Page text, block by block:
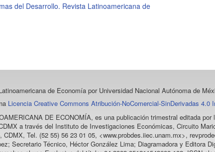
del Desarrollo. Revista Latinoamericana de
de Economía por Universidad Nacional Autónoma de
Licencia Creative Commons Atribución-NoComercial-SinDerivadas 4.0
DE ECONOMÍA, es una publicación trimestral editada
a través del Instituto de Investigaciones Económicas, Circuito
CDMX, Tel. (52 55) 56 23 01 05, <www.probdes.iiec.unam.mx>,
Secretario Técnico, Héctor González Lima; Diagramadora y Editora